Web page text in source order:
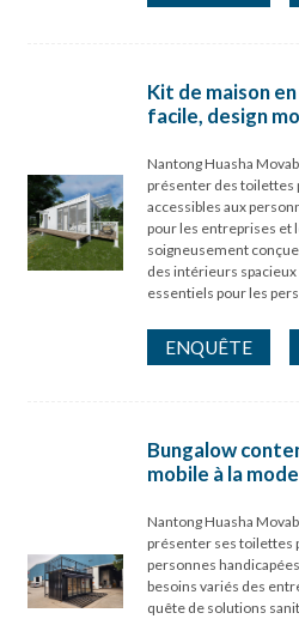
Kit de maison
facile, design
Nantong Huasha
présenter des toilettes
accessibles aux
pour les entreprises et
soigneusement
des intérieurs
essentiels pour les
ENQUÊTE
Bungalow
mobile à la
Nantong Huasha
présenter ses toilettes
personnes
besoins variés des
quête de solutions